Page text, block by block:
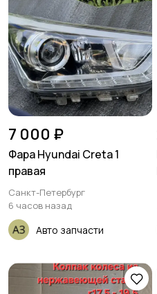
7 000 ₽
Фара Hyundai Creta 1
правая
Санкт-Петербург
6 часов назад
Авто запчасти